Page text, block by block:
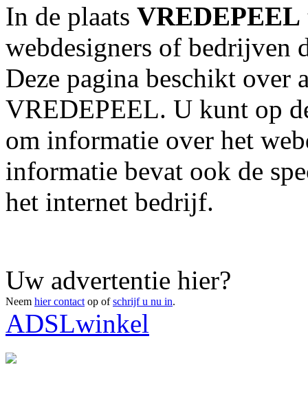
In de plaats VREDEPEEL
webdesigners of bedrijven
Deze pagina beschikt over
VREDEPEEL. U kunt op
om informatie over het
informatie bevat ook de
het internet bedrijf.
Uw advertentie hier?
Neem hier contact op ofschrijf u nu in.
ADSLwinkel